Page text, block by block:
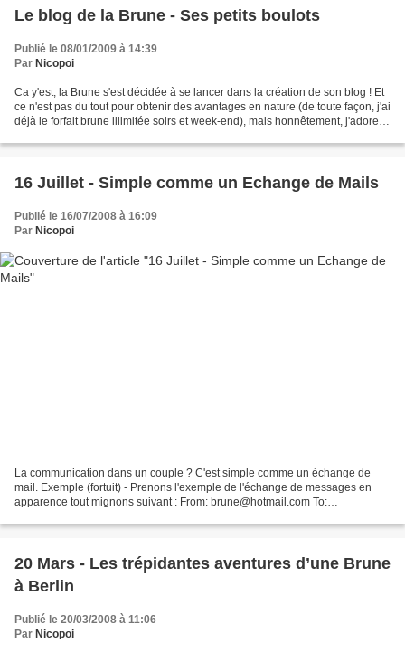
Le blog de la Brune - Ses petits boulots
Publié le 08/01/2009 à 14:39
Par Nicopoi
Ca y'est, la Brune s'est décidée à se lancer dans la création de son blog ! Et
ce n'est pas du tout pour obtenir des avantages en nature (de toute façon, j'ai
déjà le forfait brune illimitée soirs et week-end), mais honnêtement, j'adore
16 Juillet - Simple comme un Echange de Mails
Publié le 16/07/2008 à 16:09
Par Nicopoi
La communication dans un couple ? C'est simple comme un échange de
mail. Exemple (fortuit) - Prenons l'exemple de l'échange de messages en
apparence tout mignons suivant : From: brune@hotmail.com To:
20 Mars - Les trépidantes aventures d’une Brune
à Berlin
Publié le 20/03/2008 à 11:06
Par Nicopoi